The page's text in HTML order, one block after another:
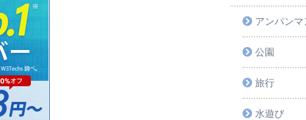
アンパンマ
公園
旅行
水遊び